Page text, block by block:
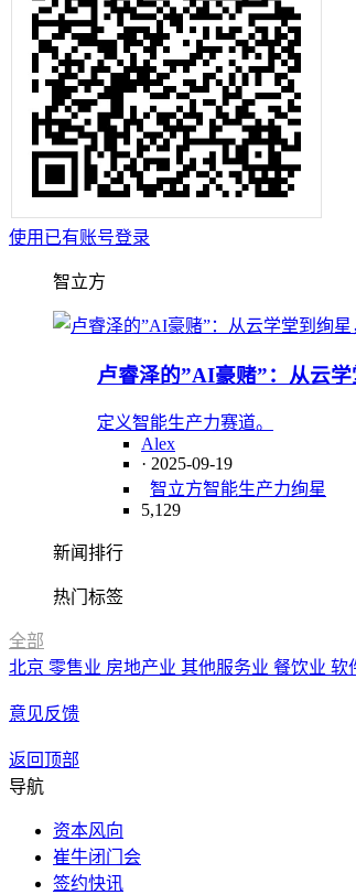
使用已有账号登录
智立方
卢睿泽的”AI豪赌”：从云
定义智能生产力赛道。
Alex
· 2025-09-19
智立方智能生产力绚星
5,129
新闻排行
热门标签
全部
北京 零售业 房地产业 其他服务业 餐饮业 软
意见反馈
返回顶部
导航
资本风向
崔牛闭门会
签约快讯